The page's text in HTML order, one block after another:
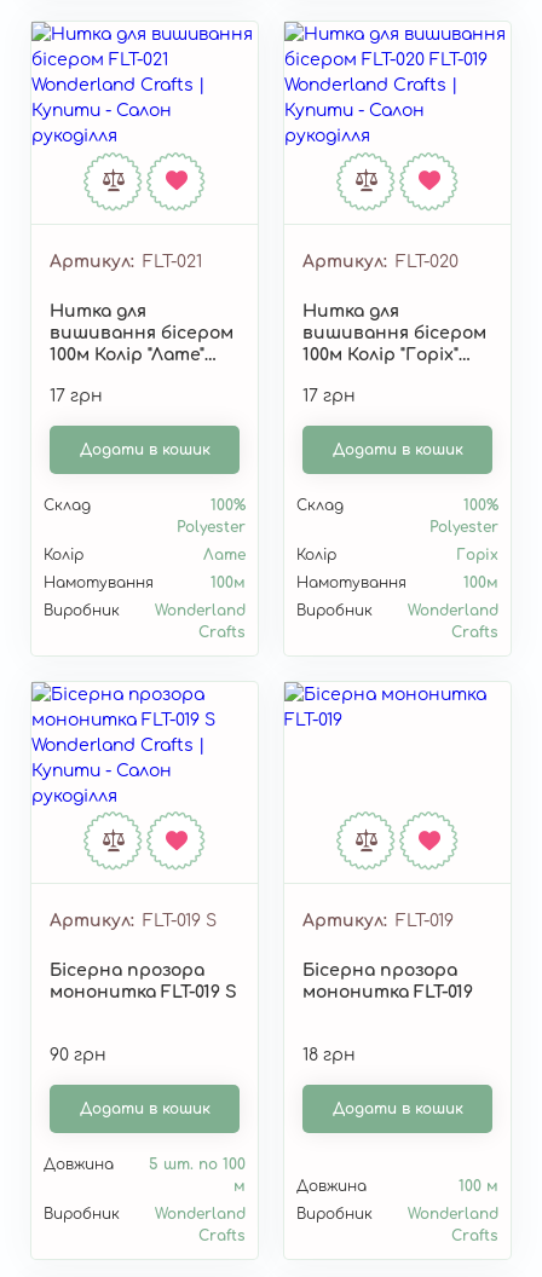
Артикул FLT-021
Нитка для
вишивання бісером
100м Колір "Лате"
17 грн
Додати в кошик
Склад
100%
Polyester
Колір
Лате
Намотування
100м
Виробник
Wonderland
Crafts
Артикул FLT-020
Нитка для
вишивання бісером
100м Колір "Горіх"
17 грн
Додати в кошик
Склад
100%
Polyester
Колір
Горіх
Намотування
100м
Виробник
Wonderland
Crafts
Артикул FLT-019 S
Бісерна прозора
мононитка FLT-019 S
90 грн
Додати в кошик
Довжина
5 шт. по 100
м
Виробник
Wonderland
Crafts
Артикул FLT-019
Бісерна прозора
мононитка FLT-019
18 грн
Додати в кошик
Довжина
100 м
Виробник
Wonderland
Crafts